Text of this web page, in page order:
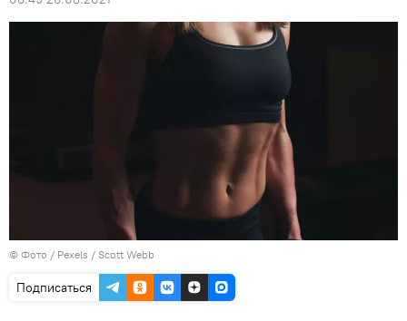
© Фото / Pexels / Scott Webb
Подписаться